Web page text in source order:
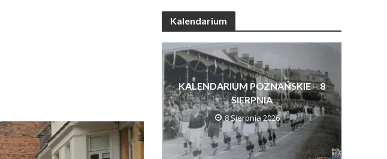
Kalendarium
KALENDARIUM POZNAŃSKIE – 8
SIERPNIA
8 Sierpnia 2026